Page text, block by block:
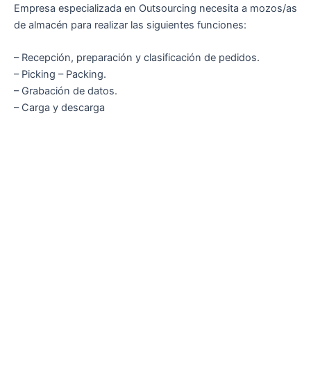
Empresa especializada en Outsourcing necesita a mozos/as
de almacén para realizar las siguientes funciones:
– Recepción, preparación y clasificación de pedidos.
– Picking – Packing.
– Grabación de datos.
– Carga y descarga